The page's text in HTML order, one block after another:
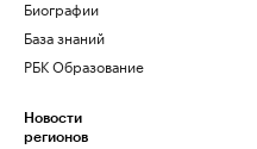
Биографии
База знаний
РБК Образование
Новости
регионов